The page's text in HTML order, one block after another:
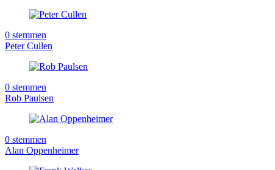
0 stemmen
Peter Cullen
0 stemmen
Rob Paulsen
0 stemmen
Alan Oppenheimer